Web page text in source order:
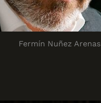
Fermín Nuñez Arenas